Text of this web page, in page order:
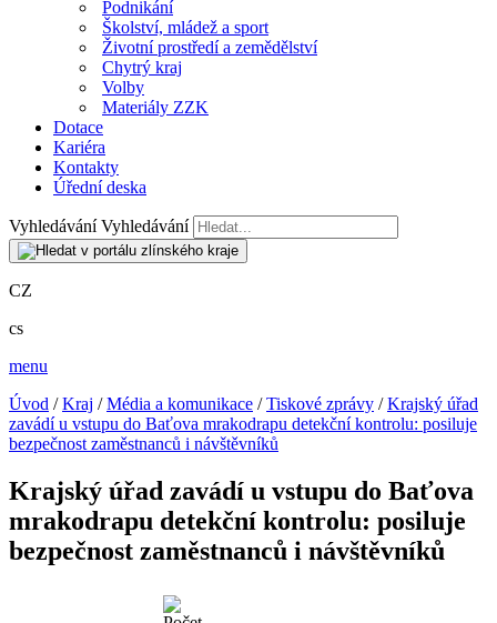
Podnikání
Školství, mládež a sport
Životní prostředí a zemědělství
Chytrý kraj
Volby
Materiály ZZK
Dotace
Kariéra
Kontakty
Úřední deska
Vyhledávání Vyhledávání
CZ
cs
menu
Úvod /Kraj /Média a komunikace /Tiskové zprávy /Krajský úřad
zavádí u vstupu do Baťova mrakodrapu detekční kontrolu: posiluje
bezpečnost zaměstnanců i návštěvníků
Krajský úřad zavádí u vstupu do Baťova
mrakodrapu detekční kontrolu: posiluje
bezpečnost zaměstnanců i návštěvníků